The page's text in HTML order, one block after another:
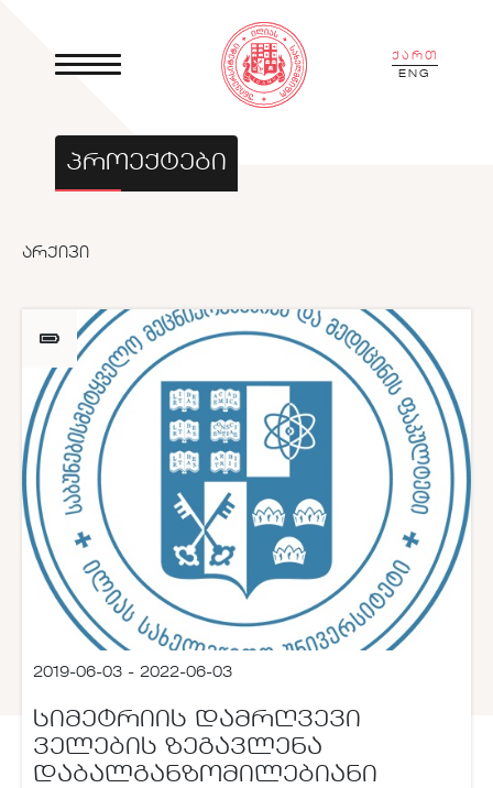
ქართ
ENG
ᲞᲠᲝᲔᲥᲢᲔᲑᲘ
ᲐᲠᲥᲘᲕᲘ
2019-06-03 - 2022-06-03
ᲡᲘᲛᲔᲢᲠᲘᲘᲡ ᲓᲐᲛᲠᲦᲕᲔᲕᲘ
ᲕᲔᲚᲔᲑᲘᲡ ᲖᲔᲒᲐᲕᲚᲔᲜᲐ
ᲓᲐᲑᲐᲚᲒᲐᲜᲖᲝᲛᲘᲚᲔᲑᲘᲐᲜᲘ